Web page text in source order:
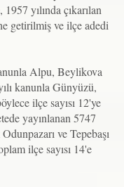
yılında çıkarılan
getirilmiş ve ilçe adedi
Alpu, Beylikova
kanunla Günyüzü,
ilçe sayısı 12'ye
yayınlanan 5747
ve Tepebaşı
ilçe sayısı 14'e